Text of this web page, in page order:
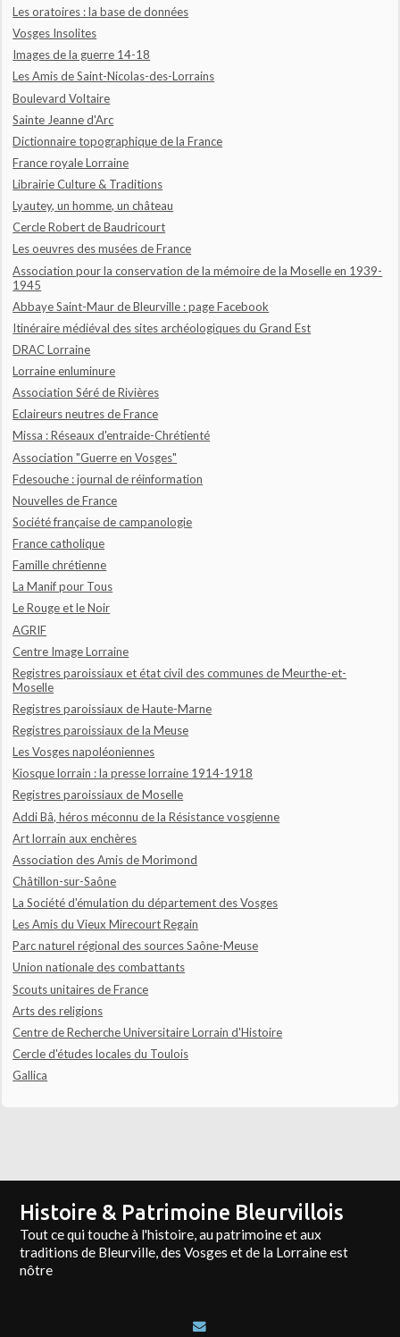
Les oratoires : la base de données
Vosges Insolites
Images de la guerre 14-18
Les Amis de Saint-Nicolas-des-Lorrains
Boulevard Voltaire
Sainte Jeanne d'Arc
Dictionnaire topographique de la France
France royale Lorraine
Librairie Culture & Traditions
Lyautey, un homme, un château
Cercle Robert de Baudricourt
Les oeuvres des musées de France
Association pour la conservation de la mémoire de la Moselle en 1939-
1945
Abbaye Saint-Maur de Bleurville : page Facebook
Itinéraire médiéval des sites archéologiques du Grand Est
DRAC Lorraine
Lorraine enluminure
Association Séré de Rivières
Eclaireurs neutres de France
Missa : Réseaux d'entraide-Chrétienté
Association "Guerre en Vosges"
Fdesouche : journal de réinformation
Nouvelles de France
Société française de campanologie
France catholique
Famille chrétienne
La Manif pour Tous
Le Rouge et le Noir
AGRIF
Centre Image Lorraine
Registres paroissiaux et état civil des communes de Meurthe-et-
Moselle
Registres paroissiaux de Haute-Marne
Registres paroissiaux de la Meuse
Les Vosges napoléoniennes
Kiosque lorrain : la presse lorraine 1914-1918
Registres paroissiaux de Moselle
Addi Bâ, héros méconnu de la Résistance vosgienne
Art lorrain aux enchères
Association des Amis de Morimond
Châtillon-sur-Saône
La Société d'émulation du département des Vosges
Les Amis du Vieux Mirecourt Regain
Parc naturel régional des sources Saône-Meuse
Union nationale des combattants
Scouts unitaires de France
Arts des religions
Centre de Recherche Universitaire Lorrain d'Histoire
Cercle d'études locales du Toulois
Gallica
Histoire & Patrimoine Bleurvillois
Tout ce qui touche à l'histoire, au patrimoine et aux
traditions de Bleurville, des Vosges et de la Lorraine est
nôtre